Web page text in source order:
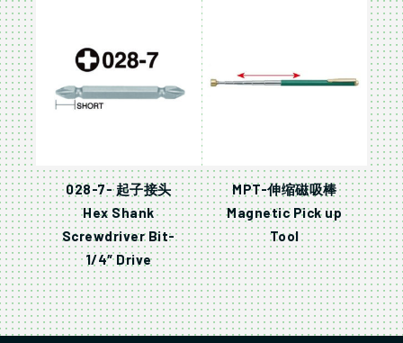
028-7- 起子接头
Hex Shank
Screwdriver Bit-
1/4″ Drive
MPT-伸缩磁吸棒
Magnetic Pick up
Tool